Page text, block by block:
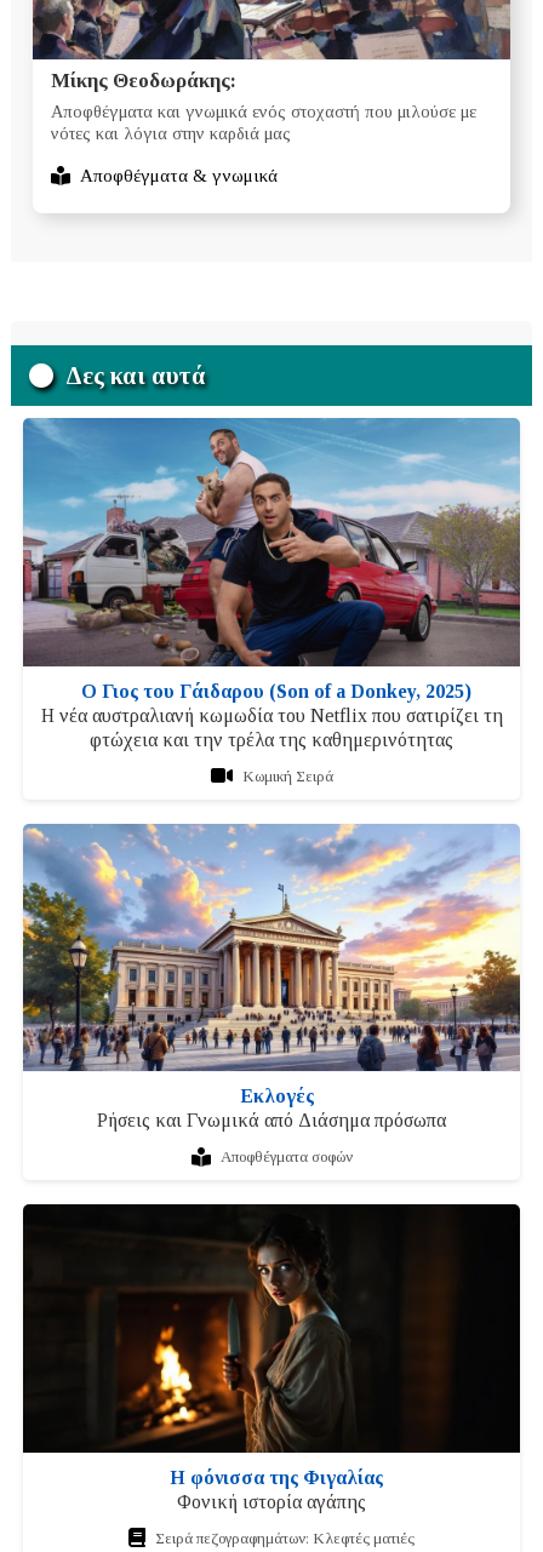
Μίκης Θεοδωράκης:
Αποφθέγματα και γνωμικά ενός στοχαστή που μιλούσε με
νότες και λόγια στην καρδιά μας
Αποφθέγματα & γνωμικά
Δες και αυτά
Ο Γιος του Γάιδαρου (Son of a Donkey, 2025)
Η νέα αυστραλιανή κωμωδία του Netflix που σατιρίζει τη
φτώχεια και την τρέλα της καθημερινότητας
Κωμική Σειρά
Εκλογές
Ρήσεις και Γνωμικά από Διάσημα πρόσωπα
Αποφθέγματα σοφών
Η φόνισσα της Φιγαλίας
Φονική ιστορία αγάπης
Σειρά πεζογραφημάτων: Κλεφτές ματιές